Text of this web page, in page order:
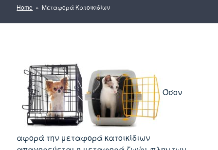
Home » Μεταφορά Κατοικιδίων
Όσον
αφορά την μεταφορά κατοικίδιων